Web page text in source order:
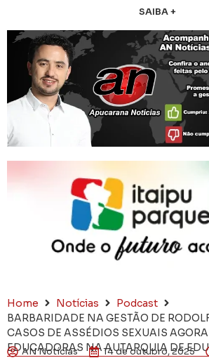
SAIBA +
Home Notícias
Podcast
BARBARIDADE NA GESTÃO DE
CASOS DE ASSÉDIOS SEXUAIS
EDUCADORAS NA AUTARQUIA DE
AN Notícias 14 de outubro, 2025